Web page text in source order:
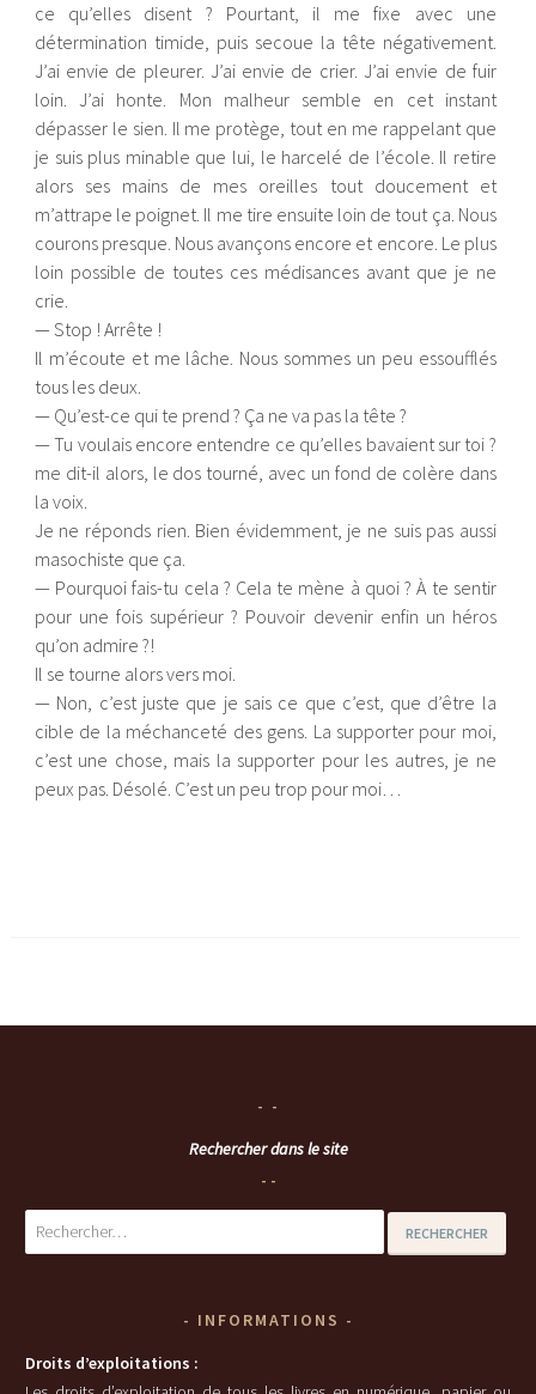
ce qu’elles disent ? Pourtant, il me fixe avec une
détermination timide, puis secoue la tête négativement.
J’ai envie de pleurer. J’ai envie de crier. J’ai envie de fuir
loin. J’ai honte. Mon malheur semble en cet instant
dépasser le sien. Il me protège, tout en me rappelant que
je suis plus minable que lui, le harcelé de l’école. Il retire
alors ses mains de mes oreilles tout doucement et
m’attrape le poignet. Il me tire ensuite loin de tout ça. Nous
courons presque. Nous avançons encore et encore. Le plus
loin possible de toutes ces médisances avant que je ne
crie.
— Stop ! Arrête !
Il m’écoute et me lâche. Nous sommes un peu essoufflés
tous les deux.
— Qu’est-ce qui te prend ? Ça ne va pas la tête ?
— Tu voulais encore entendre ce qu’elles bavaient sur toi ?
me dit-il alors, le dos tourné, avec un fond de colère dans
la voix.
Je ne réponds rien. Bien évidemment, je ne suis pas aussi
masochiste que ça.
— Pourquoi fais-tu cela ? Cela te mène à quoi ? À te sentir
pour une fois supérieur ? Pouvoir devenir enfin un héros
qu’on admire ?!
Il se tourne alors vers moi.
— Non, c’est juste que je sais ce que c’est, que d’être la
cible de la méchanceté des gens. La supporter pour moi,
c’est une chose, mais la supporter pour les autres, je ne
peux pas. Désolé. C’est un peu trop pour moi…
Rechercher dans le site
Rechercher :
INFORMATIONS
Droits d’exploitations :